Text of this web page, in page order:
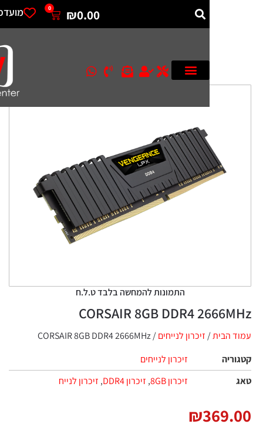
₪ מועדפים
התמונות להמחשה בלבד ט.ל.ח
CORSAIR 8GB DDR4
הבית/זיכרון לנייחים / CORSAIR 8GB DDR4 2666MHz
זיכרון לנייחים
,זיכרון DDR4 ,זיכרון לנייח
₪